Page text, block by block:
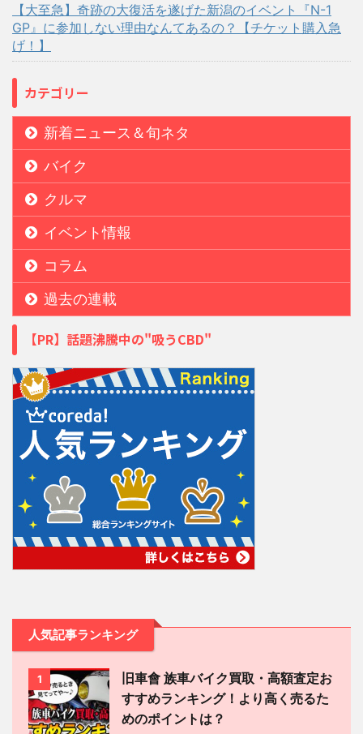
【大至急】奇跡の大復活を遂げた新潟のイベント『N-1
GP』に参加しない理由なんてあるの？【チケット購入急
げ！】
カテゴリー
新着ニュース＆旬ネタ
バイク
クルマ
イベント情報
コラム
過去の連載
【PR】話題沸騰中の"吸うCBD"
人気記事ランキング
1
旧車會 族車バイク買取・高額査定お
すすめランキング！より高く売るた
めのポイントは？